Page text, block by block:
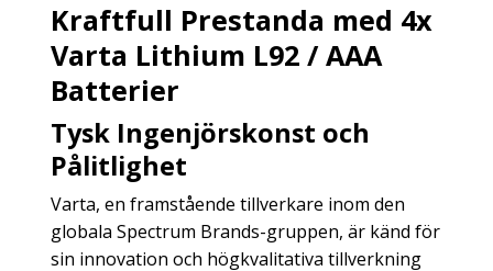
Kraftfull Prestanda med 4x
Varta Lithium L92 / AAA
Batterier
Tysk Ingenjörskonst och
Pålitlighet
Varta, en framstående tillverkare inom den
globala Spectrum Brands-gruppen, är känd för
sin innovation och högkvalitativa tillverkning